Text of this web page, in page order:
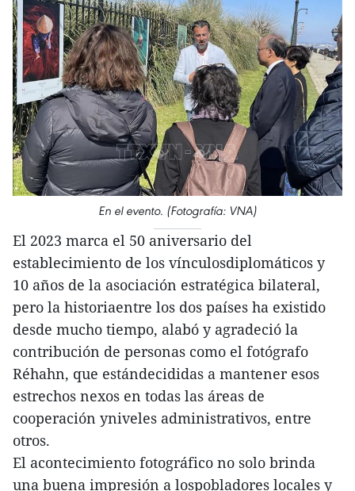
En el evento. (Fotografía: VNA)
El 2023 marca el 50 aniversario del
establecimiento de los vínculosdiplomáticos y
10 años de la asociación estratégica bilateral,
pero la historiaentre los dos países ha existido
desde mucho tiempo, alabó y agradeció la
contribución de personas como el fotógrafo
Réhahn, que estándecididas a mantener esos
estrechos nexos en todas las áreas de
cooperación yniveles administrativos, entre
otros.
El acontecimiento fotográfico no solo brinda
una buena impresión a lospobladores locales y